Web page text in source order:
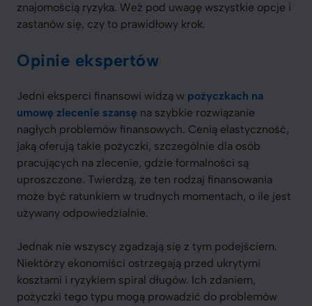
znajomością ryzyka. Weź pod uwagę wszystkie opcje i
zastanów się, czy to prawidłowy krok.
Opinie ekspertów
Jedni eksperci finansowi widzą w pożyczkach na
umowę zlecenie szansę na szybkie rozwiązanie
nagłych problemów finansowych. Cenią elastyczność,
jaką oferują takie pożyczki, szczególnie dla osób
pracujących na zlecenie, gdzie formalności są
uproszczone. Twierdzą, że ten rodzaj finansowania
może być ratunkiem w trudnych momentach, o ile jest
używany odpowiedzialnie.
Jednak nie wszyscy zgadzają się z tym podejściem.
Niektórzy ekonomiści ostrzegają przed ukrytymi
kosztami i ryzykiem spiral długów. Ich zdaniem,
pożyczki tego typu mogą prowadzić do problemów